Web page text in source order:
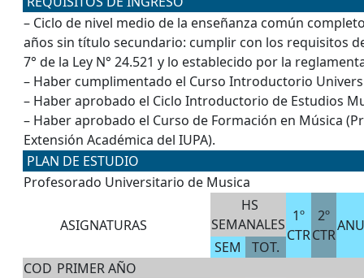
– Ciclo de nivel medio de la enseñanza común
años sin título secundario: cumplir con los requisitos
7° de la Ley N° 24.521 y lo establecido por la
– Haber cumplimentado el Curso Introductorio
– Haber aprobado el Ciclo Introductorio de Estudios
– Haber aprobado el Curso de Formación en Música
Extensión Académica del IUPA).
PLAN DE ESTUDIO
Profesorado Universitario de Musica
ASIGNATURAS
HS
SEMANALES 1º
CTR
2º
CTR
SEM
TOT.
COD PRIMER AÑO